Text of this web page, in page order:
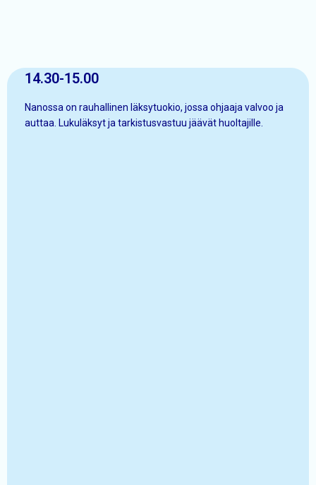
14.30-15.00
Nanossa on rauhallinen läksytuokio, jossa ohjaaja valvoo ja
auttaa. Lukuläksyt ja tarkistusvastuu jäävät huoltajille.